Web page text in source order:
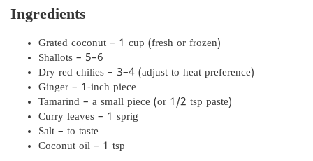
Ingredients
Grated coconut – 1 cup (fresh or frozen)
Shallots – 5–6
Dry red chilies – 3–4 (adjust to heat preference)
Ginger – 1-inch piece
Tamarind – a small piece (or 1/2 tsp paste)
Curry leaves – 1 sprig
Salt – to taste
Coconut oil – 1 tsp